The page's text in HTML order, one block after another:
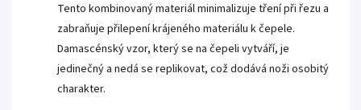
Tento kombinovaný materiál minimalizuje tření při řezu a
zabraňuje přilepení krájeného materiálu k čepele.
Damascénský vzor, který se na čepeli vytváří, je
jedinečný a nedá se replikovat, což dodává noži osobitý
charakter.